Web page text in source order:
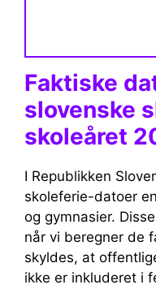
Faktiske
slovenske
skoleåret
I Republikken
skoleferie-datoer
og gymnasier.
når vi beregner de
skyldes, at
ikke er inkluderet i